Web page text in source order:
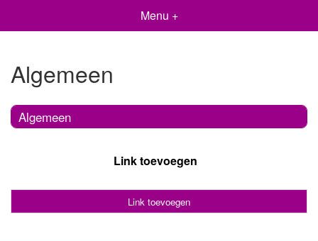
Menu +
Algemeen
Algemeen
Link toevoegen
Link toevoegen